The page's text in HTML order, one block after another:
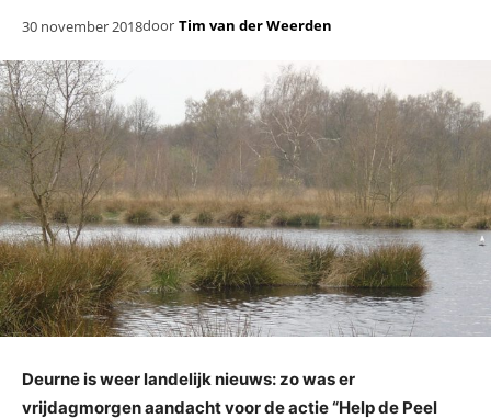
30 november 2018door Tim van der Weerden
Deurne is weer landelijk nieuws: zo was er
vrijdagmorgen aandacht voor de actie “Help de Peel